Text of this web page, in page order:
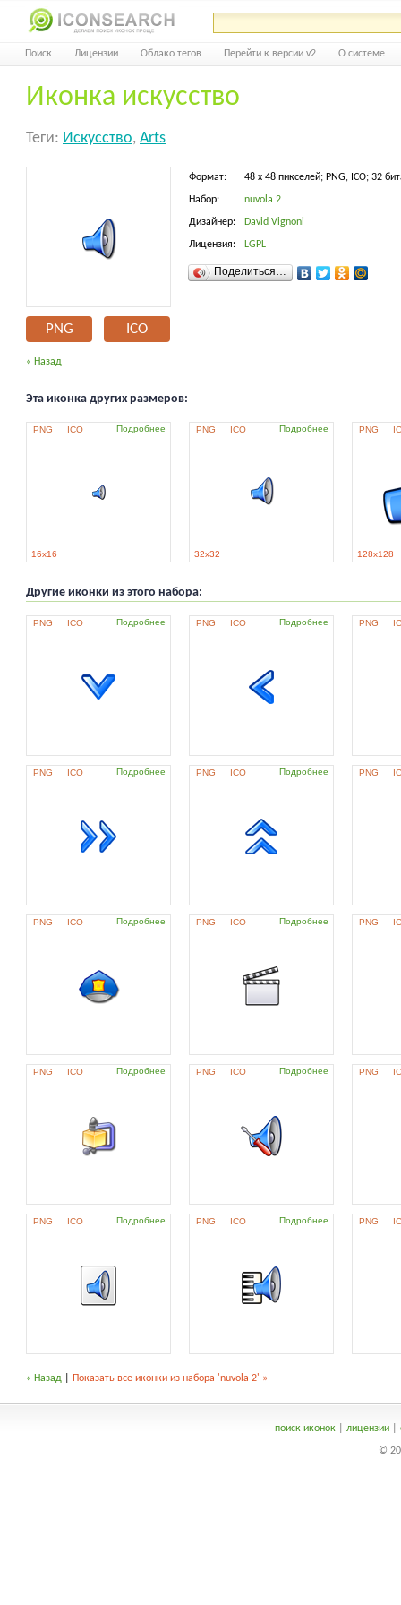
Поиск Лицензии Облако тегов Перейти к версии v2 О системе
Иконка искусство
Теги: Искусство, Arts
PNG ICO
Формат: 48 x 48 пикселей; PNG, ICO; 32
Набор: nuvola 2
Дизайнер: David Vignoni
Лицензия: LGPL
Поделиться…
« Назад
Эта иконка других размеров:
PNG ICO Подробнее
16x16
PNG ICO Подробнее
32x32
PNG
128x128
Другие иконки из этого набора:
PNG ICO Подробнее PNG ICO Подробнее PNG
PNG ICO Подробнее PNG ICO Подробнее PNG
PNG ICO Подробнее PNG ICO Подробнее PNG
PNG ICO Подробнее PNG ICO Подробнее PNG
PNG ICO Подробнее PNG ICO Подробнее PNG
« Назад Показать все иконки из набора 'nuvola 2' »
поиск иконок| лицензии|
©